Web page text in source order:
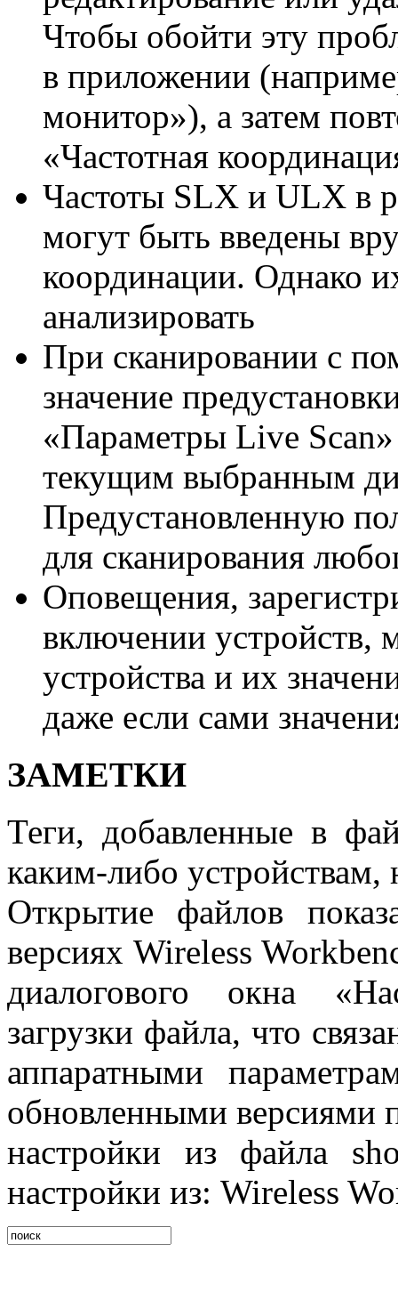
Чтобы обойти эту
в приложении
монитор»), а затем
«Частотная
Частоты SLX и ULX в
могут быть введены
координации. Однако
анализировать
При сканировании с
значение
«Параметры Live Scan»
текущим выбранным
Предустановленную
для сканирования
Оповещения,
включении устройств,
устройства и их
даже если сами
ЗАМЕТКИ
Теги, добавленные в
каким-либо устройствам,
Открытие файлов
версиях Wireless
диалогового окна
загрузки файла, что
аппаратными
обновленными версиями
настройки из файла
настройки из: Wireless